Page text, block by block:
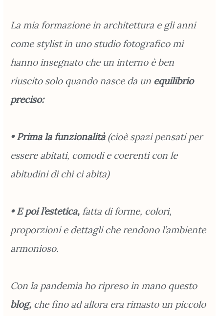
La mia formazione in architettura e gli anni
come stylist in uno studio fotografico mi
hanno insegnato che un interno è ben
riuscito solo quando nasce da un equilibrio
preciso:
• Prima la funzionalità(cioè spazi pensati per
essere abitati, comodi e coerenti con le
abitudini di chi ci abita)
• E poi l’estetica, fatta di forme, colori,
proporzioni e dettagli che rendono l’ambiente
armonioso.
Con la pandemia ho ripreso in mano questo
blog, che fino ad allora era rimasto un piccolo